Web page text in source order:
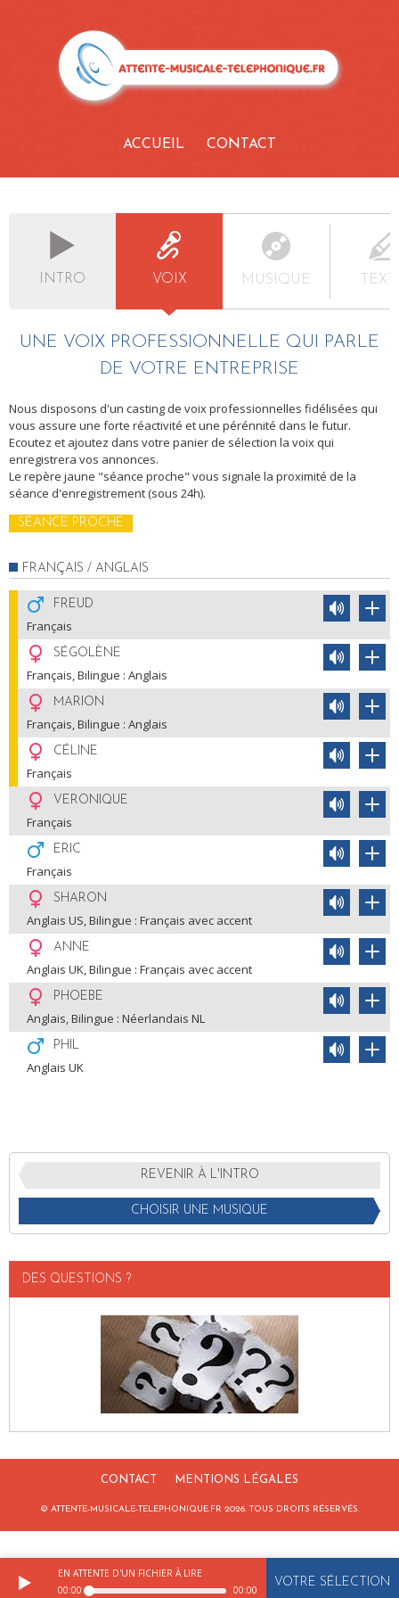
ACCUEIL CONTACT
EN ATTENTE D'UN FICHIER À LIRE
00:00
00:00
INTRO VOIX MUSIQUE
UNE VOIX PROFESSIONNELLE QUI PARLE
DE VOTRE ENTREPRISE
Nous disposons d'un casting de voix professionnelles fidélisées qui
vous assure une forte réactivité et une pérénnité dans le futur.
Ecoutez et ajoutez dans votre panier de sélection la voix qui
enregistrera vos annonces.
Le repère jaune "séance proche" vous signale la proximité de la
séance d'enregistrement (sous 24h).
SÉANCE PROCHE
FRANÇAIS / ANGLAIS
FREUD
Français
SÉGOLÈNE
Français, Bilingue : Anglais
MARION
Français, Bilingue : Anglais
CÉLINE
Français
VERONIQUE
Français
ERIC
Français
SHARON
Anglais US, Bilingue : Français avec accent
ANNE
Anglais UK, Bilingue : Français avec accent
PHOEBE
Anglais, Bilingue : Néerlandais NL
PHIL
Anglais UK
REVENIR À L'INTRO
CHOISIR UNE MUSIQUE
VOTRE SÉLECTION
DES QUESTIONS ?
CONTACT MENTIONS LÉGALES
© ATTENTE-MUSICALE-TELEPHONIQUE.FR 2026. TOUS DROITS RÉSERVÉS.